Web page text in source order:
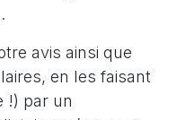
avis ainsi que
en les faisant
!) par un